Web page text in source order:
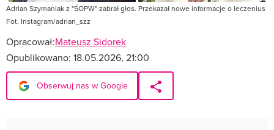
Adrian Szymaniak z "ŚOPW" zabrał głos. Przekazał nowe informacje o leczenius
Fot. Instagram/adrian_szz
Opracował:Mateusz Sidorek
Opublikowano: 18.05.2026, 21:00
Obserwuj nas w Google